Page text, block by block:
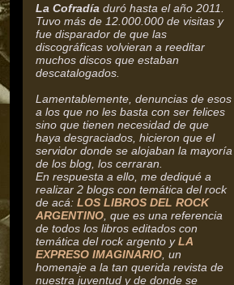
La Cofradía duró hasta el año 2011.
Tuvo más de 12.000.000 de visitas y
fue disparador de que las
discográficas volvieran a reeditar
muchos discos que estaban
descatalogados.
Lamentablemente, denuncias de esos
a los que no les basta con ser felices
sino que tienen necesidad de que
haya desgraciados, hicieron que el
servidor donde se alojaban la mayoría
de los blog, los cerraran.
En respuesta a ello, me dediqué a
realizar 2 blogs con temática del rock
de acá: LOS LIBROS DEL ROCK
ARGENTINO , que es una referencia
de todos los libros editados con
temática del rock argento yLA
EXPRESO IMAGINARIO , un
homenaje a la tan querida revista de
nuestra juventud y de donde se